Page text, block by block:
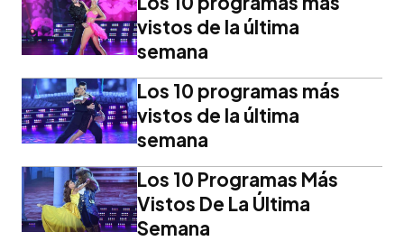
vistos de la última
semana
Los 10 programas más
vistos de la última
semana
Los 10 Programas Más
Vistos De La Última
Semana